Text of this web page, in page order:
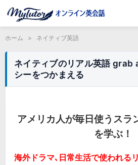
ホーム > ネイティブ英語
ネイティブのリアル英語
シーをつかまえる
アメリカ人が毎日使うスラ
を学ぶ！
海外ドラマ､日常生活で使われる